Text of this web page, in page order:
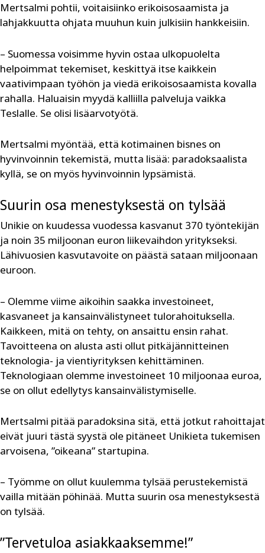
Mertsalmi pohtii, voitaisiinko erikoisosaamista ja
lahjakkuutta ohjata muuhun kuin julkisiin hankkeisiin.
– Suomessa voisimme hyvin ostaa ulkopuolelta
helpoimmat tekemiset, keskittyä itse kaikkein
vaativimpaan työhön ja viedä erikoisosaamista kovalla
rahalla. Haluaisin myydä kalliilla palveluja vaikka
Teslalle. Se olisi lisäarvotyötä.
Mertsalmi myöntää, että kotimainen bisnes on
hyvinvoinnin tekemistä, mutta lisää: paradoksaalista
kyllä, se on myös hyvinvoinnin lypsämistä.
Suurin osa menestyksestä on tylsää
Unikie on kuudessa vuodessa kasvanut 370 työntekijän
ja noin 35 miljoonan euron liikevaihdon yritykseksi.
Lähivuosien kasvutavoite on päästä sataan miljoonaan
euroon.
– Olemme viime aikoihin saakka investoineet,
kasvaneet ja kansainvälistyneet tulorahoituksella.
Kaikkeen, mitä on tehty, on ansaittu ensin rahat.
Tavoitteena on alusta asti ollut pitkäjännitteinen
teknologia- ja vientiyrityksen kehittäminen.
Teknologiaan olemme investoineet 10 miljoonaa euroa,
se on ollut edellytys kansainvälistymiselle.
Mertsalmi pitää paradoksina sitä, että jotkut rahoittajat
eivät juuri tästä syystä ole pitäneet Unikieta tukemisen
arvoisena, ”oikeana” startupina.
– Työmme on ollut kuulemma tylsää perustekemistä
vailla mitään pöhinää. Mutta suurin osa menestyksestä
on tylsää.
”Tervetuloa asiakkaaksemme!”